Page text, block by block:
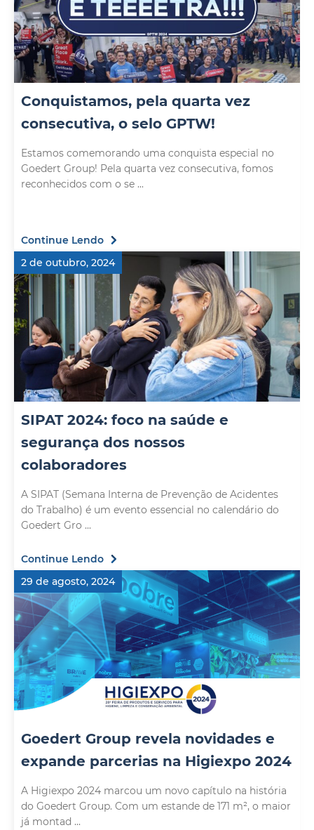
Conquistamos, pela quarta vez
consecutiva, o selo GPTW!
Estamos comemorando uma conquista especial no
Goedert Group! Pela quarta vez consecutiva, fomos
reconhecidos com o se ...
Continue Lendo
2 de outubro, 2024
SIPAT 2024: foco na saúde e
segurança dos nossos
colaboradores
A SIPAT (Semana Interna de Prevenção de Acidentes
do Trabalho) é um evento essencial no calendário do
Goedert Gro ...
Continue Lendo
29 de agosto, 2024
Goedert Group revela novidades e
expande parcerias na Higiexpo 2024
A Higiexpo 2024 marcou um novo capítulo na história
do Goedert Group. Com um estande de 171 m², o maior
já montad ...